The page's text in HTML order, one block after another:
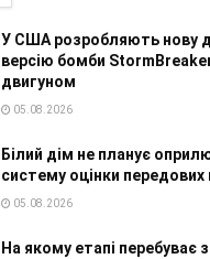
У США розробляють нову
версію бомби
двигуном
05.08.2026
Білий дім не планує
систему оцінки передових
05.08.2026
На якому етапі перебуває